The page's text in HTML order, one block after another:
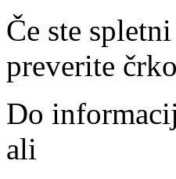
Če ste
preverite
Do
ali